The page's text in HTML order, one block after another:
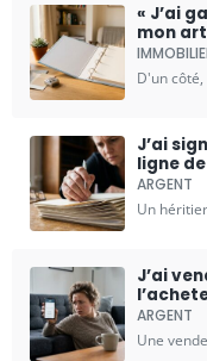
« J’ai
mon
ne
dessus
J’ai
ligne
ma
garage
ARGENT
J’ai
quand
disparu
ARGENT